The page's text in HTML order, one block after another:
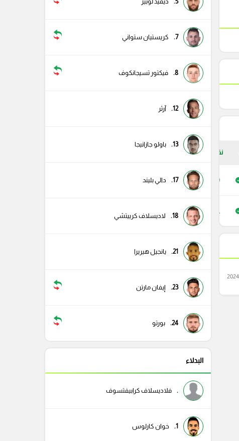
نقاط
70
41
7. كريستيان ستواني
8. فيكتور تسيجانكوف
12. آرثر
13. باولو جازانيجا
17. دالي بليند
18. لاديسلاف كرييتشي
21. يانجيل هيريرا
23. إيفان مارتن
24. بورتو
البدلاء
. فلاديسلاف كرابيفتسوف
1. خوان كارلوس